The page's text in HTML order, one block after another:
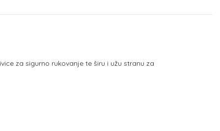
za sigurno rukovanje te širu i užu stranu za